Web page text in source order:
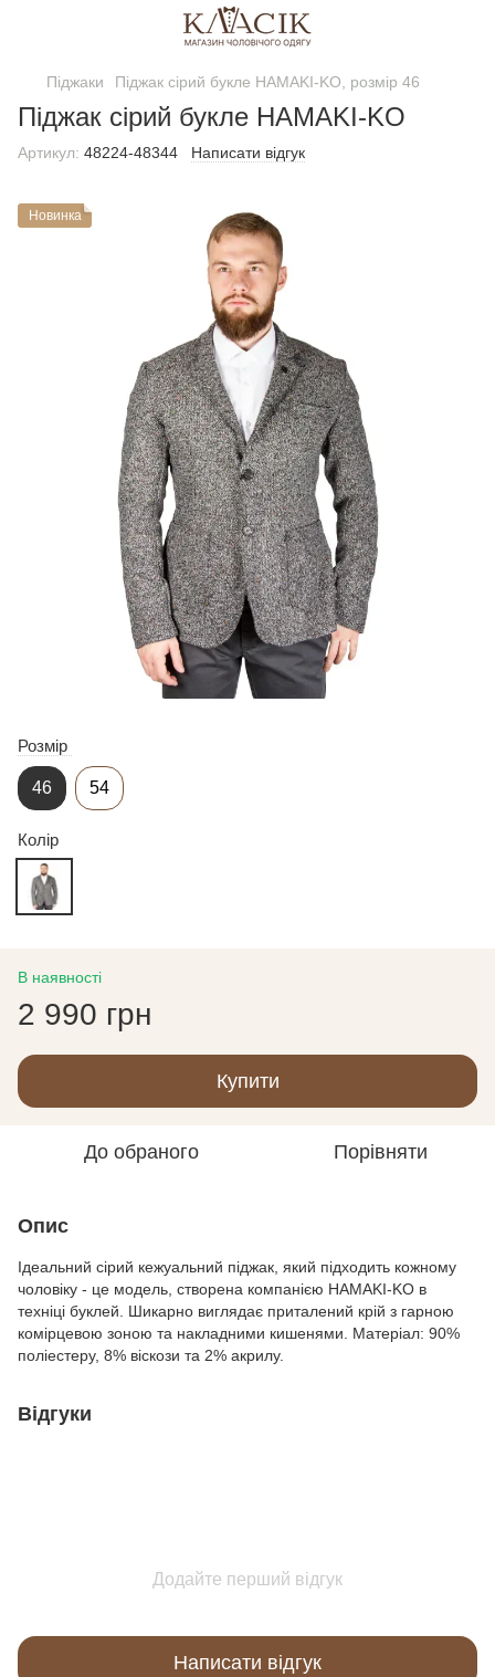
Піджаки Піджак сірий букле HAMAKI-KO, розмір 46
Піджак сірий букле HAMAKI-KO
Артикул: 48224-48344 Написати відгук
Новинка
Розмір
46 54
Колір
В наявності
2 990 грн
Купити
До обраного Порівняти
Опис
Ідеальний сірий кежуальний піджак, який підходить кожному
чоловіку - це модель, створена компанією HAMAKI-KO в
техніці буклей. Шикарно виглядає приталений крій з гарною
комірцевою зоною та накладними кишенями. Матеріал: 90%
поліестеру, 8% віскози та 2% акрилу.
Відгуки
Додайте перший відгук
Написати відгук